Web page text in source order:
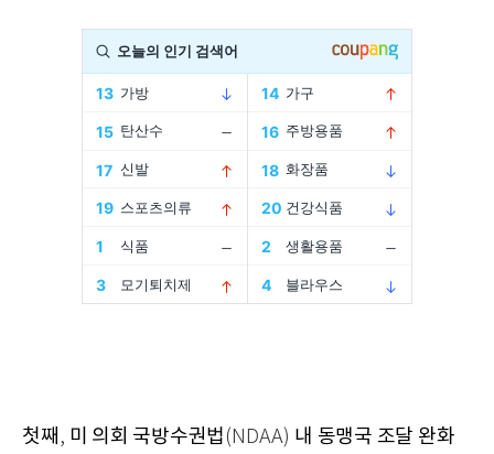
첫째 , 미 의회 국방수권법 (NDAA) 내 동맹국 조달 완화